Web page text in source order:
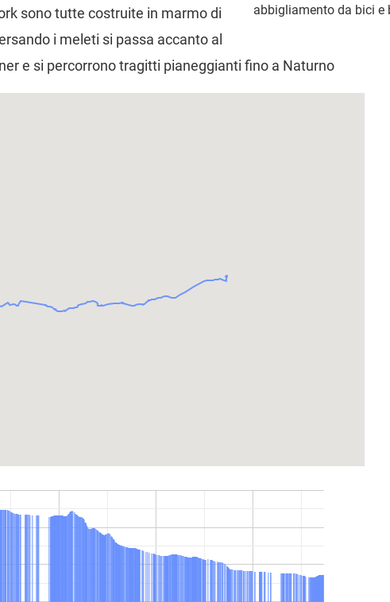
abbigliamento da bici e
sono tutte costruite in marmo di
i meleti si passa accanto al
e si percorrono tragitti pianeggianti fino a Naturno